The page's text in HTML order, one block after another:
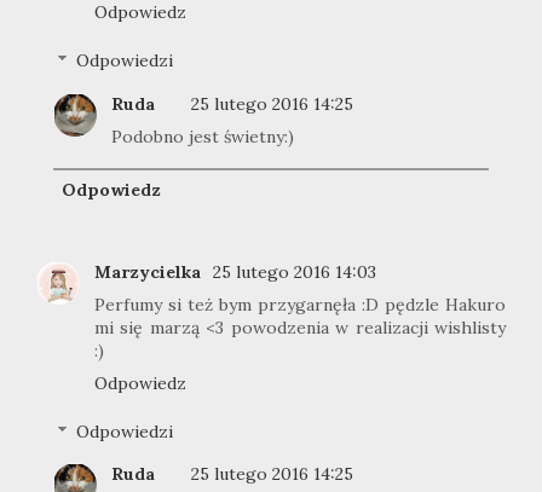
Odpowiedz
Odpowiedzi
Ruda
25 lutego 2016 14:25
Podobno jest świetny:)
Odpowiedz
Marzycielka 25 lutego 2016 14:03
Perfumy si też bym przygarnęła :D pędzle Hakuro
mi się marzą <3 powodzenia w realizacji wishlisty
:)
Odpowiedz
Odpowiedzi
Ruda
25 lutego 2016 14:25